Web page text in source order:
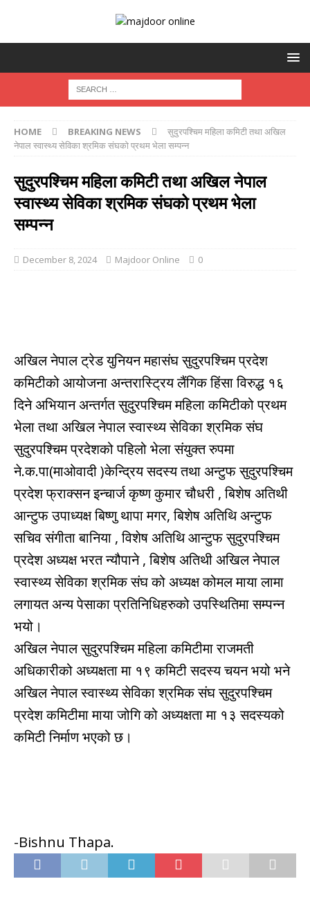
HOME BREAKING NEWS
सुदुरपश्चिम महिला कमिटी तथा अखिल
नेपाल स्वास्थ्य सेविका श्रमिक संघको प्रथम भेला सम्पन्न
सुदुरपश्चिम महिला कमिटी तथा अखिल नेपाल
स्वास्थ्य सेविका श्रमिक संघको प्रथम भेला
सम्पन्न
December 8, 2024 Majdoor Online 0
अखिल नेपाल ट्रेड युनियन महासंघ सुदुरपश्चिम प्रदेश
कमिटीको आयोजना अन्तरास्ट्रिय लैंगिक हिंसा विरुद्ध १६
दिने अभियान अन्तर्गत सुदुरपश्चिम महिला कमिटीको प्रथम
भेला तथा अखिल नेपाल स्वास्थ्य सेविका श्रमिक संघ
सुदुरपश्चिम प्रदेशको पहिलो भेला संयुक्त रुपमा
ने.क.पा(माओवादी )केन्द्रिय सदस्य तथा अन्टुफ सुदुरपश्चिम
प्रदेश फ्राक्सन इन्चार्ज कृष्ण कुमार चौधरी , बिशेष अतिथी
आन्टुफ उपाध्यक्ष बिष्णु थापा मगर, बिशेष अतिथि अन्टुफ
सचिव संगीता बानिया , विशेष अतिथि आन्टुफ सुदुरपश्चिम
प्रदेश अध्यक्ष भरत न्यौपाने , बिशेष अतिथी अखिल नेपाल
स्वास्थ्य सेविका श्रमिक संघ को अध्यक्ष कोमल माया लामा
लगायत अन्य पेसाका प्रतिनिधिहरुको उपस्थितिमा सम्पन्न
भयो।
अखिल नेपाल सुदुरपश्चिम महिला कमिटीमा राजमती
अधिकारीको अध्यक्षता मा १९ कमिटी सदस्य चयन भयो भने
अखिल नेपाल स्वास्थ्य सेविका श्रमिक संघ सुदुरपश्चिम
प्रदेश कमिटीमा माया जोगि को अध्यक्षता मा १३ सदस्यको
कमिटी निर्माण भएको छ।
-Bishnu Thapa.